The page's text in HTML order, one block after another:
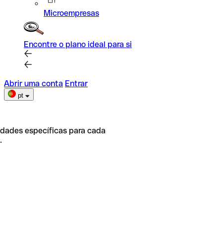
Microempresas
Encontre o plano ideal para si
Abrir uma conta Entrar
pt
específicas para cada